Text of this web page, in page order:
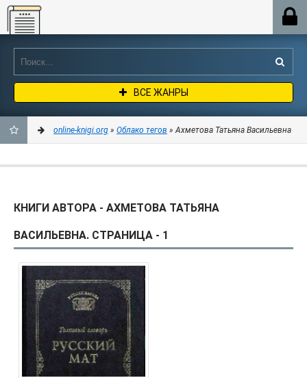
Online-knigi.org
ВСЕ ЖАНРЫ
ЗАКЛАДКИ
online-knigi.org » Облако тегов » Ахметова Татьяна Васильевна
КНИГИ АВТОРА - АХМЕТОВА ТАТЬЯНА
ВАСИЛЬЕВНА. СТРАНИЦА - 1